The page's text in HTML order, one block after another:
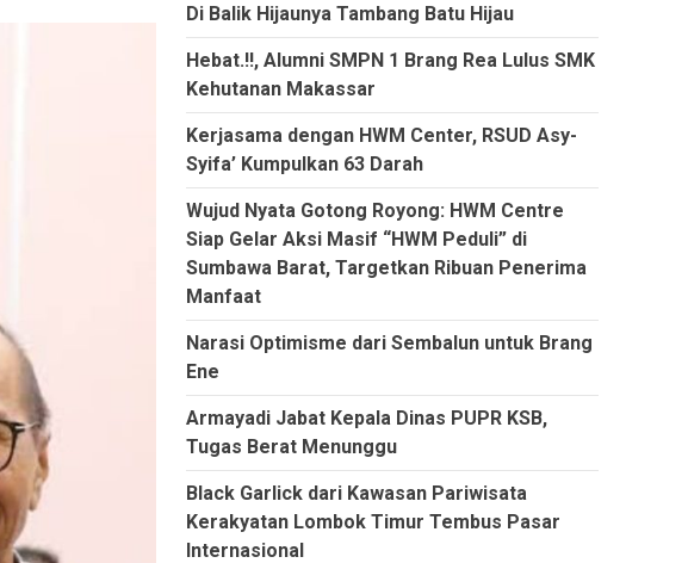
Di Balik Hijaunya Tambang Batu Hijau
Hebat.!!, Alumni SMPN 1 Brang Rea Lulus SMK
Kehutanan Makassar
Kerjasama dengan HWM Center, RSUD Asy-
Syifa’ Kumpulkan 63 Darah
Wujud Nyata Gotong Royong: HWM Centre
Siap Gelar Aksi Masif “HWM Peduli” di
Sumbawa Barat, Targetkan Ribuan Penerima
Manfaat
Narasi Optimisme dari Sembalun untuk Brang
Ene
Armayadi Jabat Kepala Dinas PUPR KSB,
Tugas Berat Menunggu
Black Garlick dari Kawasan Pariwisata
Kerakyatan Lombok Timur Tembus Pasar
Internasional